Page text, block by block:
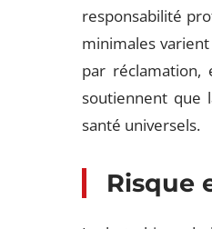
responsabilité
minimales
par réclamation,
soutiennent que
santé universels.
Risque